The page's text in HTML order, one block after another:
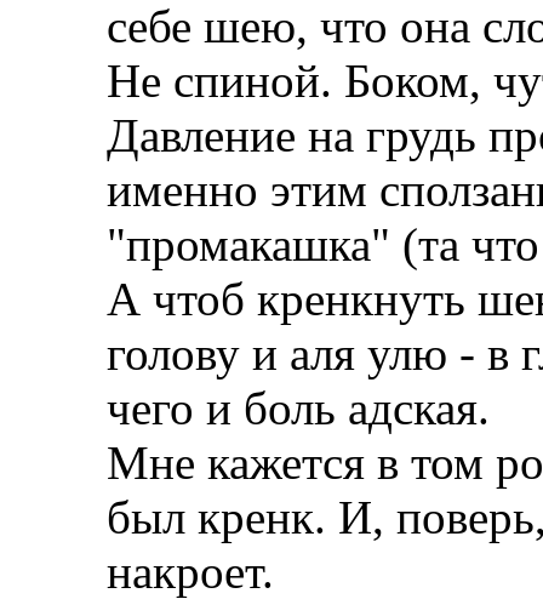
себе шею, что она
Не спиной. Боком,
Давление на грудь
именно этим
"промакашка" (та
А чтоб кренкнуть
голову и аля улю - в
чего и боль адская.
Мне кажется в том
был кренк. И,
накроет.